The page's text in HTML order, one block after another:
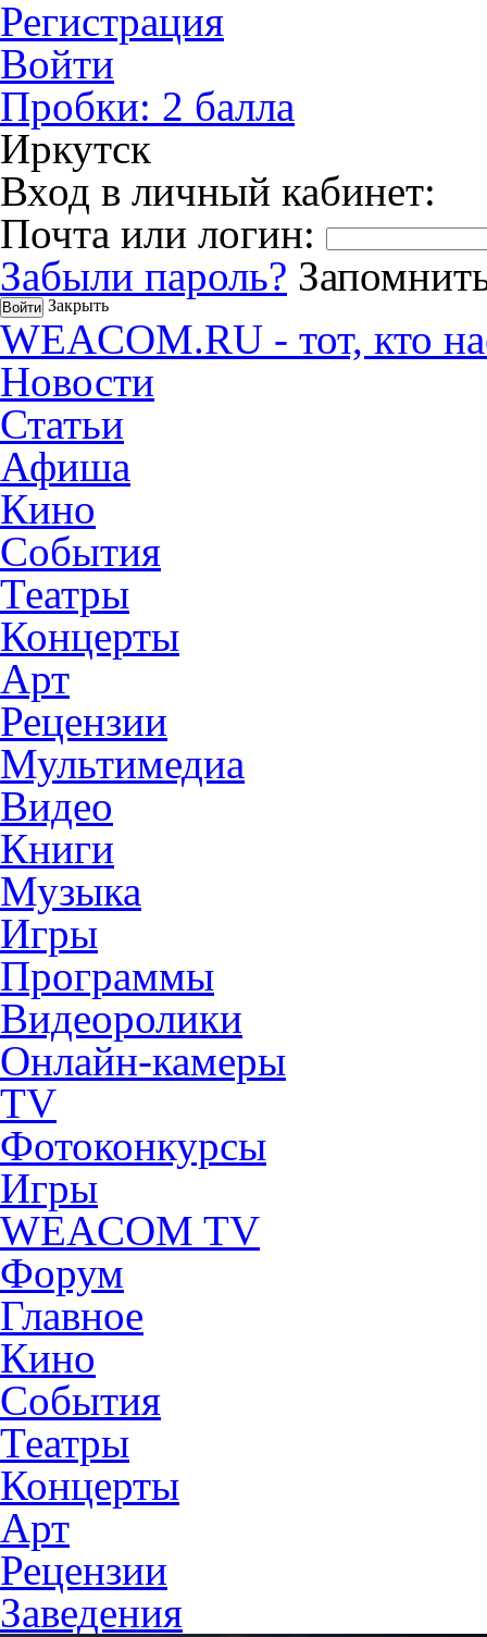
Регистрация
Войти
Пробки: 2 балла
Иркутск
Вход в личный кабинет:
Почта или логин:
Забыли пароль?
Закрыть
WEACOM.RU - тот, кто
Новости
Статьи
Афиша
Кино
События
Театры
Концерты
Арт
Рецензии
Мультимедиа
Видео
Книги
Музыка
Игры
Программы
Видеоролики
Онлайн-камеры
TV
Фотоконкурсы
Игры
WEACOM TV
Форум
Главное
Кино
События
Театры
Концерты
Арт
Рецензии
Заведения